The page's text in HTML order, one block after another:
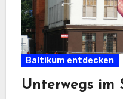
Baltikum entdecken
Unterwegs im